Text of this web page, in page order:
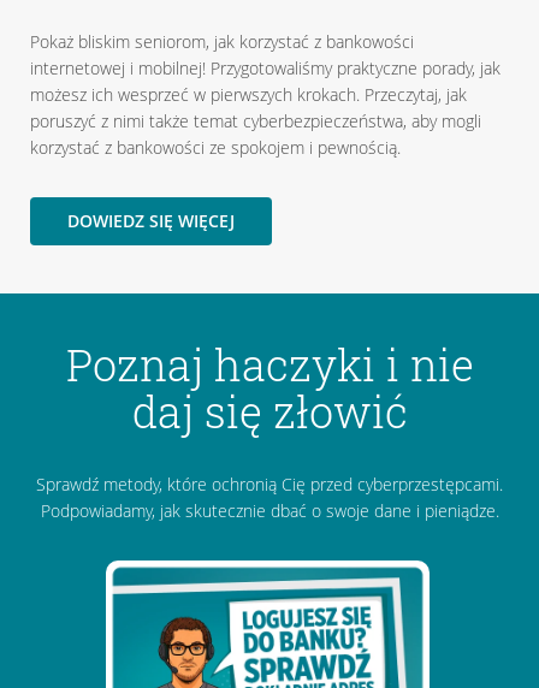
Pokaż bliskim seniorom, jak korzystać z bankowości
internetowej i mobilnej! Przygotowaliśmy praktyczne porady, jak
możesz ich wesprzeć w pierwszych krokach. Przeczytaj, jak
poruszyć z nimi także temat cyberbezpieczeństwa, aby mogli
korzystać z bankowości ze spokojem i pewnością.
DOWIEDZ SIĘ WIĘCEJ
Poznaj haczyki i nie
daj się złowić
Sprawdź metody, które ochronią Cię przed cyberprzestępcami.
Podpowiadamy, jak skutecznie dbać o swoje dane i pieniądze.